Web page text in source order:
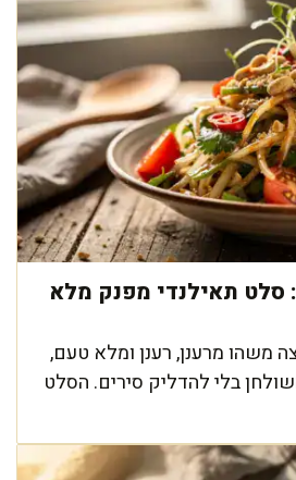
סלט תאילנדי מפנק מלא
משהו מרענן, רענן ומלא טעם,
בלי להדליק סירים. הסלט